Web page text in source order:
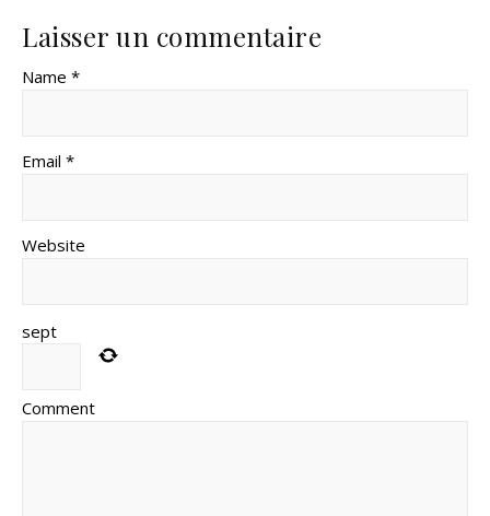
Laisser un commentaire
Name *
Email *
Website
sept
Comment